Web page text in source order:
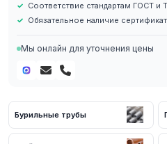
производят на специальных
круглой и плоской заготовок, а
По способу изготовления трубы
Сплошная
Соответствие стандартам ГОСТ и
Обязательное наличие
Мы онлайн для уточнения цены
Бурильные трубы